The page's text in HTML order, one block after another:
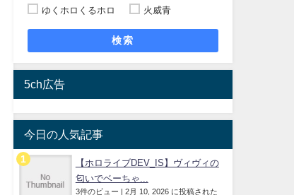
ゆくホロくるホロ
火威青
検索
5ch広告
今日の人気記事
【ホロライブDEV_IS】ヴィヴィの
匂いでベーちゃ...
3件のビュー | 2月 10, 2026 に投稿された